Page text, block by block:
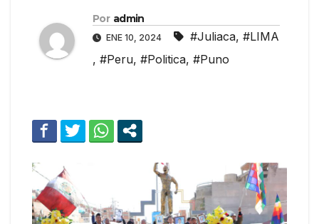
Por admin
ENE 10, 2024 #Juliaca, #LIMA
, #Peru, #Politica, #Puno